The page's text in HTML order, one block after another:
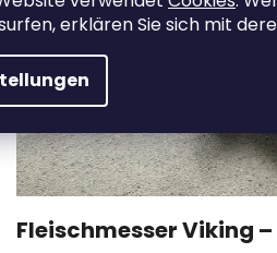
erklären Sie sich mit
Fleischmesser Viking